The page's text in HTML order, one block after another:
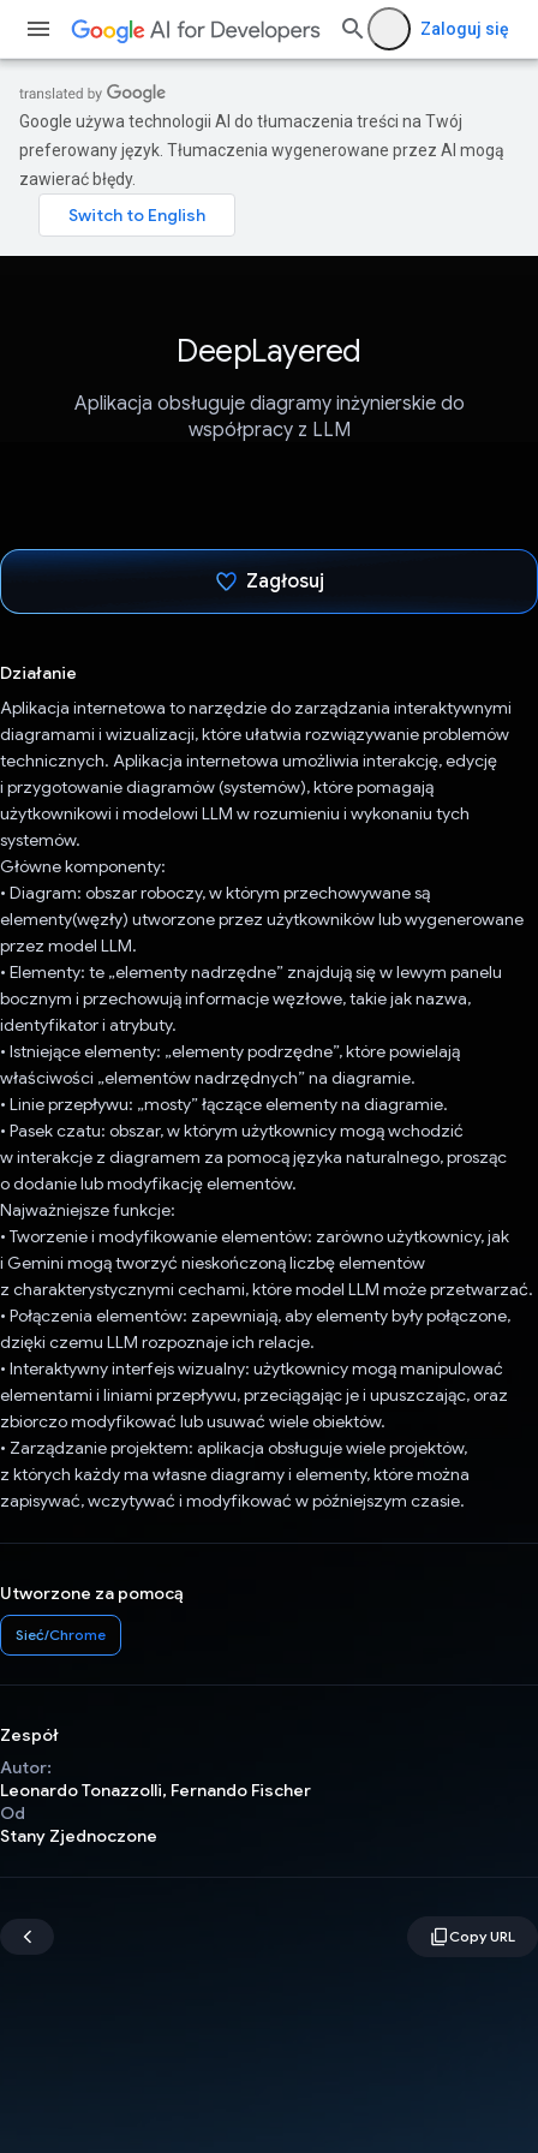
Zaloguj się
Google używa technologii AI do tłumaczenia treści na Twój
preferowany język. Tłumaczenia wygenerowane przez AI mogą
zawierać błędy.
DeepLayered
Aplikacja obsługuje diagramy inżynierskie do
współpracy z LLM
Zagłosuj
Działanie
Aplikacja internetowa to narzędzie do zarządzania interaktywnymi
diagramami i wizualizacji, które ułatwia rozwiązywanie problemów
technicznych. Aplikacja internetowa umożliwia interakcję, edycję
i przygotowanie diagramów (systemów), które pomagają
użytkownikowi i modelowi LLM w rozumieniu i wykonaniu tych
systemów.
Główne komponenty:
• Diagram: obszar roboczy, w którym przechowywane są
elementy(węzły) utworzone przez użytkowników lub wygenerowane
przez model LLM.
• Elementy: te „elementy nadrzędne” znajdują się w lewym panelu
bocznym i przechowują informacje węzłowe, takie jak nazwa,
identyfikator i atrybuty.
• Istniejące elementy: „elementy podrzędne”, które powielają
właściwości „elementów nadrzędnych” na diagramie.
• Linie przepływu: „mosty” łączące elementy na diagramie.
• Pasek czatu: obszar, w którym użytkownicy mogą wchodzić
w interakcje z diagramem za pomocą języka naturalnego, prosząc
o dodanie lub modyfikację elementów.
Najważniejsze funkcje:
• Tworzenie i modyfikowanie elementów: zarówno użytkownicy, jak
i Gemini mogą tworzyć nieskończoną liczbę elementów
z charakterystycznymi cechami, które model LLM może przetwarzać.
• Połączenia elementów: zapewniają, aby elementy były połączone,
dzięki czemu LLM rozpoznaje ich relacje.
• Interaktywny interfejs wizualny: użytkownicy mogą manipulować
elementami i liniami przepływu, przeciągając je i upuszczając, oraz
zbiorczo modyfikować lub usuwać wiele obiektów.
• Zarządzanie projektem: aplikacja obsługuje wiele projektów,
z których każdy ma własne diagramy i elementy, które można
zapisywać, wczytywać i modyfikować w późniejszym czasie.
Utworzone za pomocą
Sieć/Chrome
Zespół
Autor:
Leonardo Tonazzolli, Fernando Fischer
Od
Stany Zjednoczone